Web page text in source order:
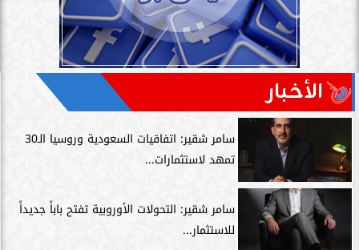
الأخبار
سامر شقير: اتفاقيات السعودية وروسيا الـ30
تمهد لاستثمارات...
سامر شقير: التحولات الأوروبية تفتح باباً جديداً
للاستثمار...